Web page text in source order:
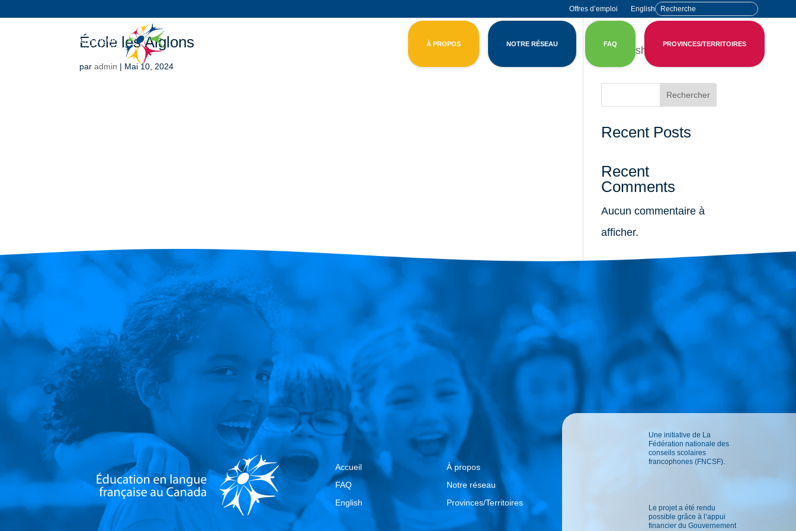
Offres d’emploi English
À PROPOS NOTRE RÉSEAU FAQ PROVINCES/TERRITOIRES
École les Aiglons
paradmin | Mai 10, 2024
English
Rechercher
Recent Posts
Recent
Comments
Aucun commentaire à
afficher.
Accueil
FAQ
English
À propos
Notre réseau
Provinces/Territoires
Une initiative de La
Fédération nationale des
conseils scolaires
francophones (FNCSF).
Le projet a été rendu
possible grâce à l’appui
financier du Gouvernement